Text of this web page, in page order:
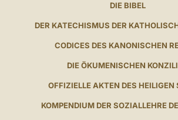
DIE BIBEL
DER KATECHISMUS DER
CODICES DES KANONISCHEN
DIE ÖKUMENISCHEN
OFFIZIELLE AKTEN DES HEILIGEN
KOMPENDIUM DER SOZIALLEHRE